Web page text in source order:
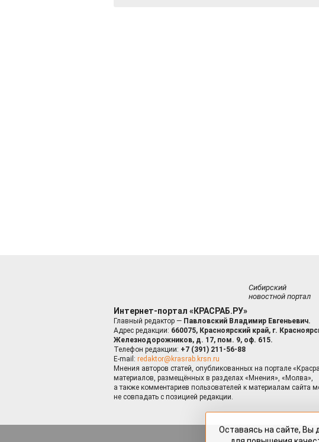
Сибирский
новостной портал
Интернет-портал «КРАСРАБ.РУ»
Главный редактор — Павловский Владимир Евгеньевич.
Адрес редакции: 660075, Красноярский край, г.
Железнодорожников, д. 17, пом. 9, оф. 615.
Телефон редакции: +7 (391) 211-56-88
E-mail: redaktor@krasrab.krsn.ru
Мнения авторов статей, опубликованных на портале
материалов, размещённых в разделах «Мнения», «Молва»,
а также комментариев пользователей к материалам сайта
не совпадать с позицией редакции.Оставаясь на сайте, Вы
для повышения